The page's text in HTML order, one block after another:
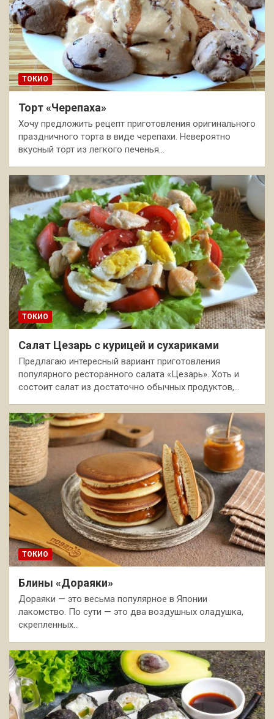
ТОКИО
Торт «Черепаха»
Хочу предложить рецепт приготовления оригинального
праздничного торта в виде черепахи. Невероятно
вкусный торт из легкого печенья…
ТОКИО
Салат Цезарь с курицей и сухариками
Предлагаю интересный вариант приготовления
популярного ресторанного салата «Цезарь». Хоть и
состоит салат из достаточно обычных продуктов,…
ТОКИО
Блины «Дораяки»
Дораяки — это весьма популярное в Японии
лакомство. По сути — это два воздушных оладушка,
скрепленных…